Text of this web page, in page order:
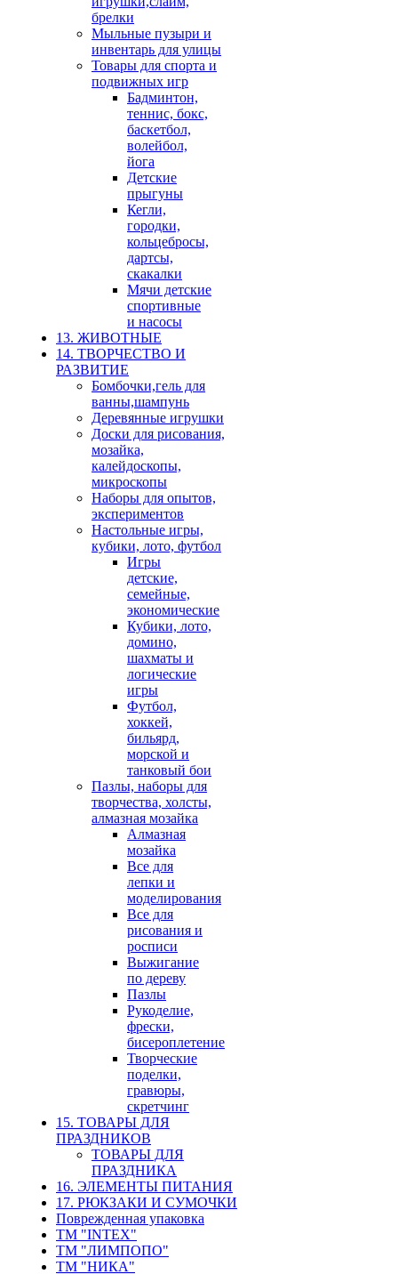
брелки
Мыльные пузыри и
инвентарь для улицы
Товары для спорта и
подвижных игр
Бадминтон,
теннис, бокс,
баскетбол,
волейбол,
йога
Детские
прыгуны
Кегли,
городки,
кольцебросы,
дартсы,
скакалки
Мячи детские
спортивные
и насосы
13. ЖИВОТНЫЕ
14. ТВОРЧЕСТВО И
РАЗВИТИЕ
Бомбочки,гель для
ванны,шампунь
Деревянные игрушки
Доски для рисования,
мозайка,
калейдоскопы,
микроскопы
Наборы для опытов,
экспериментов
Настольные игры,
кубики, лото, футбол
Игры
детские,
семейные,
экономические
Кубики, лото,
домино,
шахматы и
логические
игры
Футбол,
хоккей,
бильярд,
морской и
танковый бои
Пазлы, наборы для
творчества, холсты,
алмазная мозайка
Алмазная
мозайка
Все для
лепки и
моделирования
Все для
рисования и
росписи
Выжигание
по дереву
Пазлы
Рукоделие,
фрески,
бисероплетение
Творческие
поделки,
гравюры,
скретчинг
15. ТОВАРЫ ДЛЯ
ПРАЗДНИКОВ
ТОВАРЫ ДЛЯ
ПРАЗДНИКА
16. ЭЛЕМЕНТЫ ПИТАНИЯ
17. РЮКЗАКИ И СУМОЧКИ
Поврежденная упаковка
ТМ "INTEX"
ТМ "ЛИМПОПО"
ТМ "НИКА"